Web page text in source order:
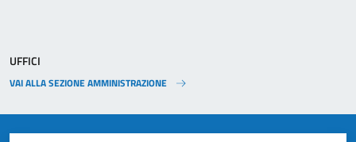
UFFICI
VAI ALLA SEZIONE AMMINISTRAZIONE